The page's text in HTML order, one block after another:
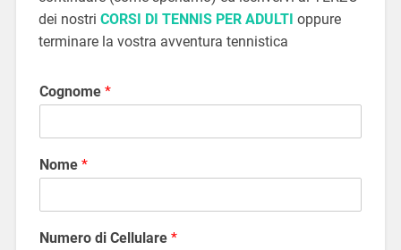
dei nostri CORSI DI TENNIS PER ADULTI oppure
terminare la vostra avventura tennistica
Cognome *
Nome *
Numero di Cellulare *